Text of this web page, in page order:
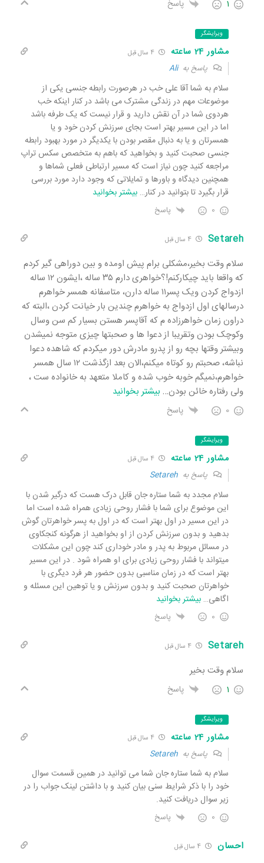
1 پاسخ
ویرایشگر
مشاور 24 ساعته 4 سال قبل
پاسخ بهAli
سلام به شما آقا علی خب در هرصورت رابطه جنسی یکی از
موضوعات مهم در زندگی مشترک می باشد در کنار اینکه خب
هردوی شما در آن نقش دارید و قرار نیست که یک طرفه باشد
اما در این مسیر بهتر است بجای سرزنش کردن خود و یا
همسرتان و یا به دنبال مقصر بودن با یکدیگر در مورد بهبود رابطه
جنسی صحبت کنید و بخواهید که باهم به متخصص سکس تراپ
مراجعه کنید چون نیاز است که مسیر ارتباطی فعلی شماها و
همچنین دیدگاه و باورها و تمایلاتی که وجود دارد مورد بررسی
قرار بگیرد تا بتوانید در کنار… بیشتر بخوانید
0 پاسخ
Setareh 4 سال قبل
سلام وقت بخیر،مشکلی برام پیش اومده و بین دوراهی گیر کردم
که واقعا باید چیکارکنم!؟خواهری دارم ۳۵ ساله ،ایشون ۱۲ ساله
ازدواج کردن ویک پسر۱۱ ساله دارن، متاسفانه همسر خواهرم
درسالهای اول ازدواج به خواهرم چندین بار خیانت کردن ،البته که
دراون زمان خواهرزاده م که آقاپسر هستن بسیار کم سن وسال
وکوچک بودن وتقریبا از دعوا ها و صحبتها چیزی متوجه نمیشدن
وبیشتر وقتها بچه رو از پدرو مادرش دور میکردم که شاهده دعوا
نباشه، صحبتم رو کوتاه میکنم،الان بعد ازگذشت ۱۲ سال همسر
خواهرم،نمیگم خوبه خوب شده و کاملا متعهد به خانواده ست ،
ولی رفتاره خائن بودن… بیشتر بخوانید
0 پاسخ
ویرایشگر
مشاور 24 ساعته 4 سال قبل
پاسخ به Setareh
سلام مجدد به شما ستاره جان قابل درک هست که درگیر شدن با
این موضوع برای شما با فشار روحی زیادی همراه شده است اما
در این مسیر در اول بهتر است که در اول به پسر خواهرتان گوش
بدهید و بدون سرزنش کردن از او بخواهید از هرگونه کنجکاوی
در مسائل مربوط به پدر و مادر خوداری کند چون این مشکلات
میتواند با فشار روحی زیادی برای او همراه شود . در این مسیر
بهتر است که در زمان مناسبی بدون حضور هر فرد دیگری با
خواهرتان صحبت کنید و بدون سرزنش و یا توهین این مسئله و
اگاهی… بیشتر بخوانید
0 پاسخ
Setareh 4 سال قبل
سلام وقت بخیر
1 پاسخ
ویرایشگر
مشاور 24 ساعته 4 سال قبل
پاسخ به Setareh
سلام به شما ستاره جان شما می توانید در همین قسمت سوال
خود را با ذکر شرایط سنی بیان کنید و با داشتن لینک جواب را در
زیر سوال دریافت کنید.
0 پاسخ
احسان 4 سال قبل